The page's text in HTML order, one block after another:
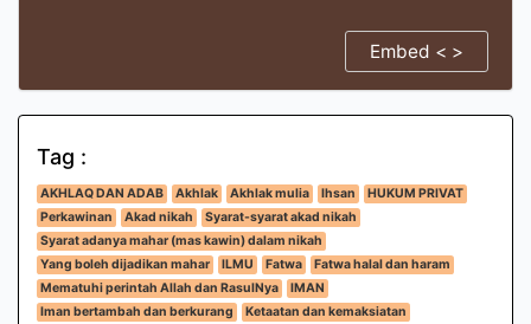
Embed < >
Tag :
AKHLAQ DAN ADAB Akhlak Akhlak mulia Ihsan
HUKUM PRIVAT
Perkawinan
Akad nikah
Syarat-syarat akad nikah
Syarat adanya mahar (mas kawin) dalam nikah
Yang boleh dijadikan mahar
ILMU Fatwa
Fatwa halal dan haram
Mematuhi perintah Allah dan RasulNya
IMAN
Iman bertambah dan berkurang
Ketaatan dan kemaksiatan